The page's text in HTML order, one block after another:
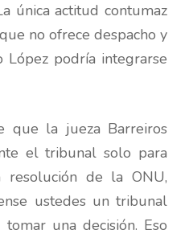
única actitud contumaz
no ofrece despacho y
López podría integrarse
que la jueza Barreiros
el tribunal solo para
resolución de la ONU,
ustedes un tribunal
una decisión. Eso